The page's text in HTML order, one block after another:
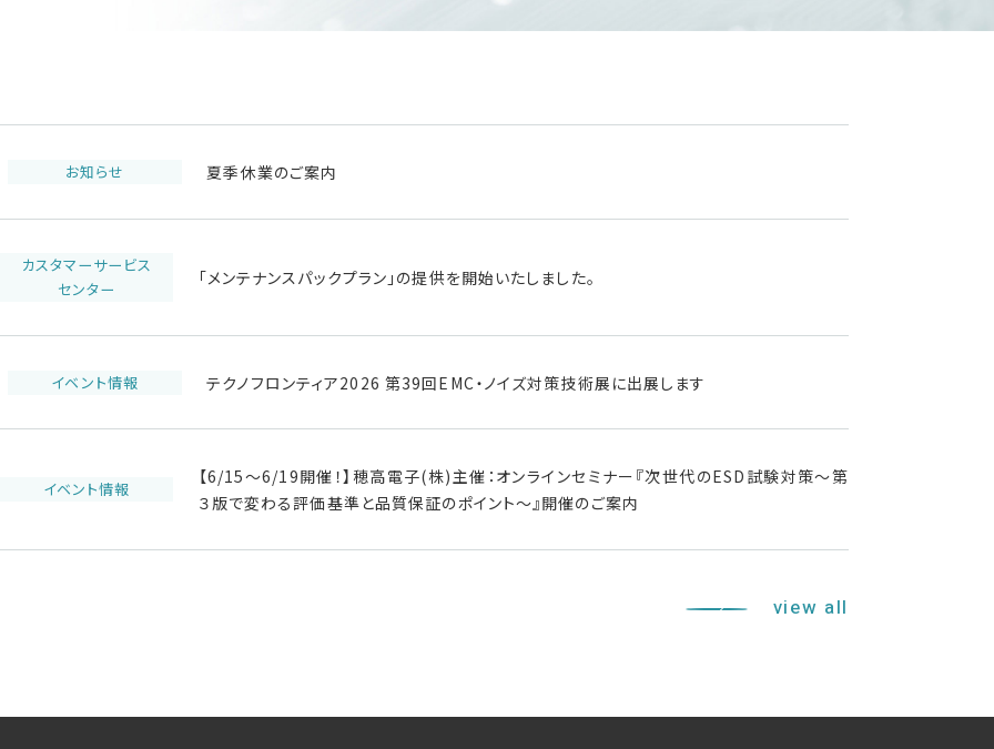
お知らせ 夏季休業のご案内
カスタマーサービス
センター
「メンテナンスパックプラン」の提供を開始いたしました。
イベント情報 テクノフロンティア2026 第39回EMC・ノイズ対策技術展に出展します
イベント情報
【6/15～6/19開催！】穂高電子(株)主催：オンラインセミナー『次世代のESD試験対策～第
３版で変わる評価基準と品質保証のポイント～』開催のご案内
view all